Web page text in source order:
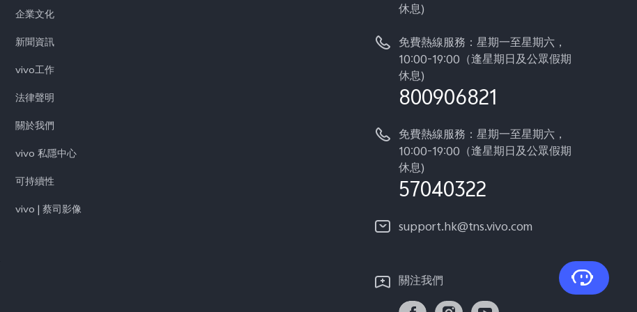
企業文化
新聞資訊
vivo工作
法律聲明
關於我們
vivo 私隱中心
可持續性
vivo | 蔡司影像
休息)
免費熱線服務：星期一至星期六，
10:00-19:00（逢星期日及公眾假期
休息)
800906821
免費熱線服務：星期一至星期六，
10:00-19:00（逢星期日及公眾假期
休息)
57040322
support.hk@tns.vivo.com
關注我們